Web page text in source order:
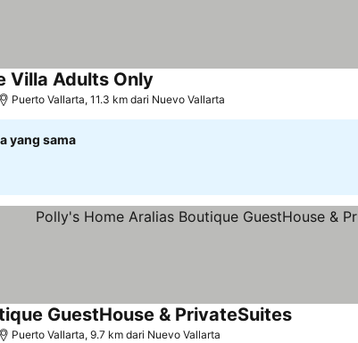
Villa Adults Only
Puerto Vallarta, 11.3 km dari Nuevo Vallarta
yang sama
GuestHouse & PrivateSuites
Puerto Vallarta, 9.7 km dari Nuevo Vallarta